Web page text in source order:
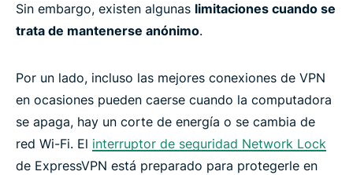
Sin embargo, existen algunas limitaciones cuando se
trata de mantenerse anónimo.
Por un lado, incluso las mejores conexiones de VPN
en ocasiones pueden caerse cuando la computadora
se apaga, hay un corte de energía o se cambia de
red Wi-Fi. El interruptor de seguridad Network Lock
de ExpressVPN está preparado para protegerle en